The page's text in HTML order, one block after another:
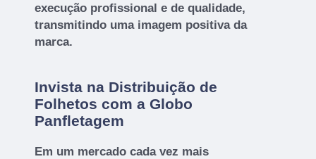
execução profissional e de qualidade,
transmitindo uma imagem positiva da
marca.
Invista na Distribuição de
Folhetos com a Globo
Panfletagem
Em um mercado cada vez mais